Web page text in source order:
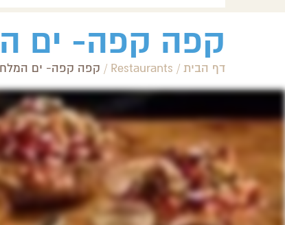
קפה קפה- ים
דף הבית /
Restaurants
/ קפה קפה- ים המלח